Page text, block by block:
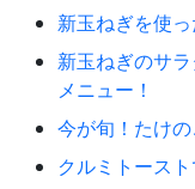
新玉ねぎを使
新玉ねぎのサ
メニュー！
今が旬！たけ
クルミトース